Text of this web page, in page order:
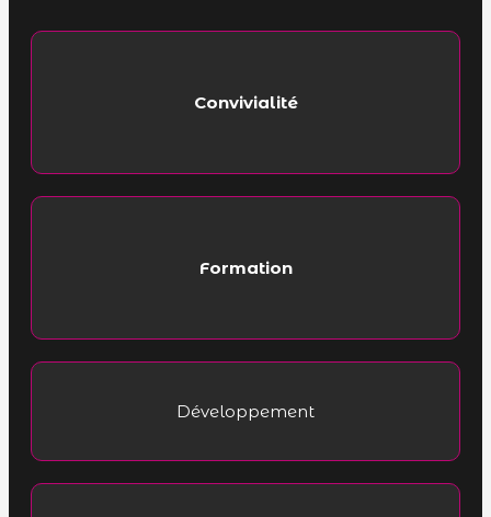
Convivialité
Formation
Développement